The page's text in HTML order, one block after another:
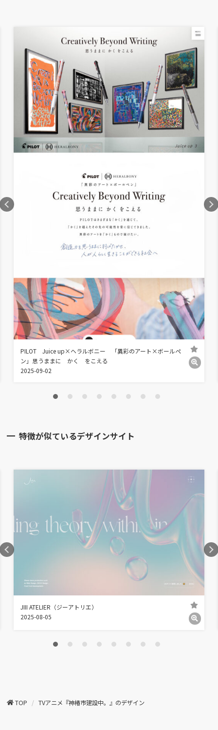
PILOT Juice up×ヘラルボニー 「異彩のアート×ボールペ
ン」思うままに かく をこえる
2025-09-02
特徴が似ているデザインサイト
JIII ATELIER（ジーアトリエ）
2025-08-05
TOP TVアニメ『神椿市建設中。』のデザイン